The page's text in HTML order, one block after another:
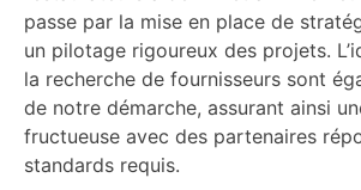
passe par la mise en place de
un pilotage rigoureux des projets.
la recherche de fournisseurs sont
de notre démarche, assurant ainsi
fructueuse avec des partenaires
standards requis.